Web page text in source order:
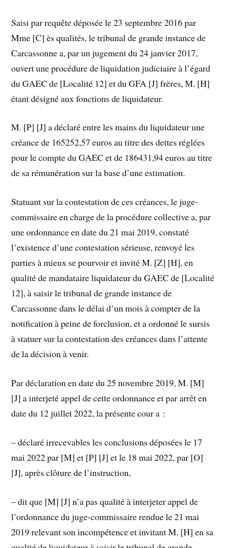
Saisi par requête déposée le 23 septembre 2016 par
Mme [C] ès qualités, le tribunal de grande instance de
Carcassonne a, par un jugement du 24 janvier 2017,
ouvert une procédure de liquidation judiciaire à l’égard
du GAEC de [Localité 12] et du GFA [J] frères, M. [H]
étant désigné aux fonctions de liquidateur.
M. [P] [J] a déclaré entre les mains du liquidateur une
créance de 165252,57 euros au titre des dettes réglées
pour le compte du GAEC et de 186431,94 euros au titre
de sa rémunération sur la base d’une estimation.
Statuant sur la contestation de ces créances, le juge-
commissaire en charge de la procédure collective a, par
une ordonnance en date du 21 mai 2019, constaté
l’existence d’une contestation sérieuse, renvoyé les
parties à mieux se pourvoir et invité M. [Z] [H], en
qualité de mandataire liquidateur du GAEC de [Localité
12], à saisir le tribunal de grande instance de
Carcassonne dans le délai d’un mois à compter de la
notification à peine de forclusion, et a ordonné le sursis
à statuer sur la contestation des créances dans l’attente
de la décision à venir.
Par déclaration en date du 25 novembre 2019, M. [M]
[J] a interjeté appel de cette ordonnance et par arrêt en
date du 12 juillet 2022, la présente cour a :
– déclaré irrecevables les conclusions déposées le 17
mai 2022 par [M] et [P] [J] et le 18 mai 2022, par [O]
[J], après clôture de l’instruction,
– dit que [M] [J] n’a pas qualité à interjeter appel de
l’ordonnance du juge-commissaire rendue le 21 mai
2019 relevant son incompétence et invitant M. [H] en sa